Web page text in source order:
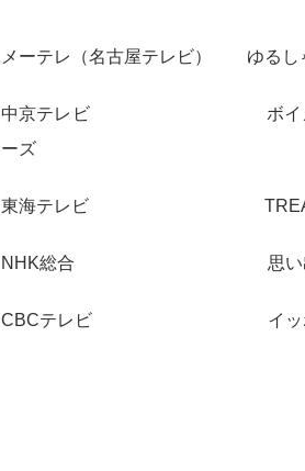
メーテレ（名古屋テレビ） ゆるし
中京テレビ ボイメン騎士・
ーズ
東海テレビ
NHK総合 思い出のメロ
CBCテレビ イッポウ・月に